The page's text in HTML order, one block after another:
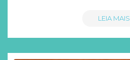
LEIA MAIS